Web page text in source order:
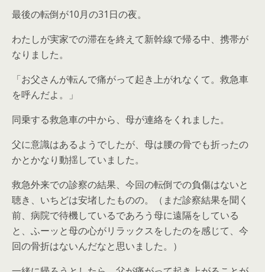
最後の転倒が10月の31日の夜。
わたしが実家での滞在を終えて新幹線で帰る中、携帯が
なりました。
「お父さんが転んで痛がって起き上がれなくて。救急車
を呼んだよ。」
同乗する救急車の中から、母が連絡をくれました。
父に意識はあるようでしたが、母は腰の骨でも折ったの
かとかなり動揺していました。
救急外来での診察の結果、今回の転倒での負傷はないと
聴き、いちどは安堵したものの。（まだ診察結果を聞く
前、病院で待機しているであろう母に遠隔をしている
と、ふーッと母の心がリラックスをしたのを感じて、今
回の骨折はないんだなと思いました。）